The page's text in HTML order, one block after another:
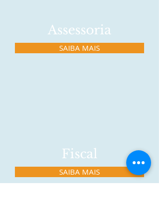
Assessoria
SAIBA MAIS
Fiscal
SAIBA MAIS